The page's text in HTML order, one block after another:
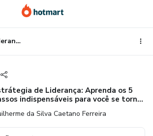
Estrátegia de Liderança: Aprenda os 5 passos indispensáveis para você se tornar um líder eficaz a ser seguido pelo mercado!
de Liderança: Aprenda os 5
indispensáveis para você se tornar
da Silva Caetano Ferreira